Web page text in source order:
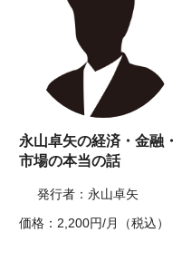
永山卓矢の経済・金融・
市場の本当の話
発行者：永山卓矢
価格：2,200円/月（税込）